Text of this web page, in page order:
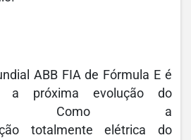
ABB FIA de Fórmula E é
a próxima evolução do
Como a
totalmente elétrica do